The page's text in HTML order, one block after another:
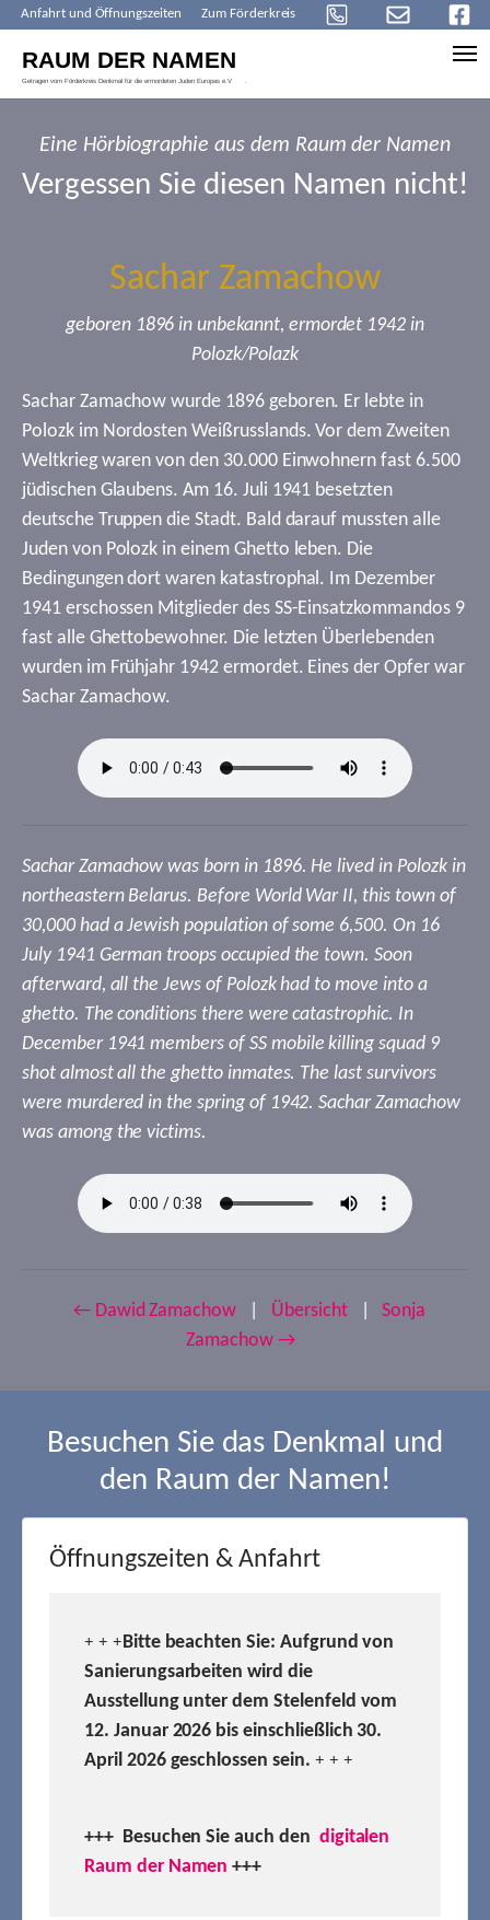
Anfahrt und Öffnungszeiten Zum Förderkreis
Eine Hörbiographie aus dem Raum der Namen
Vergessen Sie diesen Namen nicht!
Sachar Zamachow
geboren 1896 in unbekannt, ermordet 1942 in
Polozk/Polazk
Sachar Zamachow wurde 1896 geboren. Er lebte in
Polozk im Nordosten Weißrusslands. Vor dem Zweiten
Weltkrieg waren von den 30.000 Einwohnern fast 6.500
jüdischen Glaubens. Am 16. Juli 1941 besetzten
deutsche Truppen die Stadt. Bald darauf mussten alle
Juden von Polozk in einem Ghetto leben. Die
Bedingungen dort waren katastrophal. Im Dezember
1941 erschossen Mitglieder des SS-Einsatzkommandos 9
fast alle Ghettobewohner. Die letzten Überlebenden
wurden im Frühjahr 1942 ermordet. Eines der Opfer war
Sachar Zamachow.
Sachar Zamachow was born in 1896. He lived in Polozk in
northeastern Belarus. Before World War II, this town of
30,000 had a Jewish population of some 6,500. On 16
July 1941 German troops occupied the town. Soon
afterward, all the Jews of Polozk had to move into a
ghetto. The conditions there were catastrophic. In
December 1941 members of SS mobile killing squad 9
shot almost all the ghetto inmates. The last survivors
were murdered in the spring of 1942. Sachar Zamachow
was among the victims.
← Dawid Zamachow Übersicht
Sonja
Zamachow →
Besuchen Sie das Denkmal und
den Raum der Namen!
Öffnungszeiten & Anfahrt
+ + +Bitte beachten Sie: Aufgrund von
Sanierungsarbeiten wird die
Ausstellung unter dem Stelenfeld vom
12. Januar 2026 bis einschließlich 30.
April 2026 geschlossen sein. + + +
+++ Besuchen Sie auch den digitalen
Raum der Namen +++